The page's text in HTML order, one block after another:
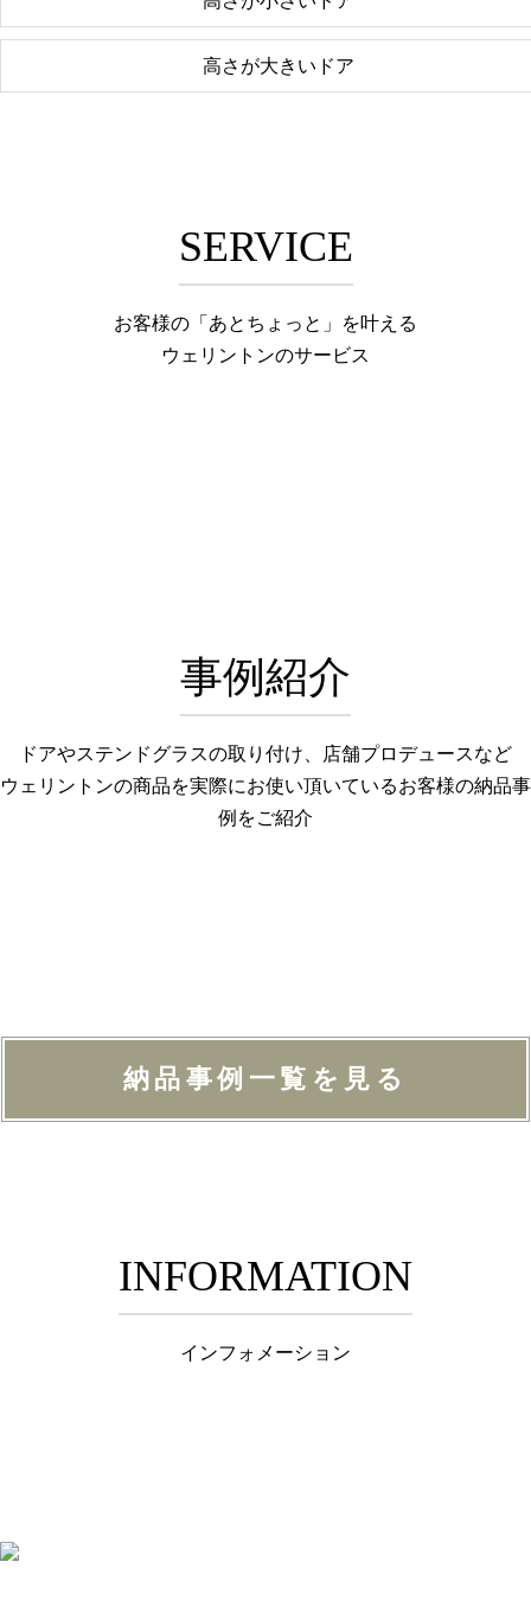
高さが大きいドア
SERVICE
お客様の「あとちょっと」を叶える
ウェリントンのサービス
事例紹介
ドアやステンドグラスの取り付け、店舗プロデュースなど
ウェリントンの商品を実際にお使い頂いているお客様の納品事
例をご紹介
納品事例一覧を見る
INFORMATION
インフォメーション